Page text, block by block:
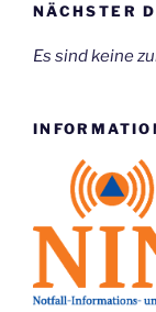
NÄCHSTER
Es sind keine